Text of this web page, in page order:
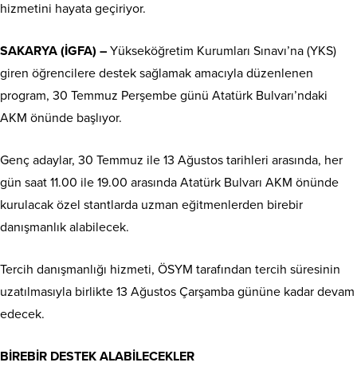
hizmetini hayata geçiriyor.
SAKARYA (İGFA) – Yükseköğretim Kurumları Sınavı’na (YKS)
giren öğrencilere destek sağlamak amacıyla düzenlenen
program, 30 Temmuz Perşembe günü Atatürk Bulvarı’ndaki
AKM önünde başlıyor.
Genç adaylar, 30 Temmuz ile 13 Ağustos tarihleri arasında, her
gün saat 11.00 ile 19.00 arasında Atatürk Bulvarı AKM önünde
kurulacak özel stantlarda uzman eğitmenlerden birebir
danışmanlık alabilecek.
Tercih danışmanlığı hizmeti, ÖSYM tarafından tercih süresinin
uzatılmasıyla birlikte 13 Ağustos Çarşamba gününe kadar devam
edecek.
BİREBİR DESTEK ALABİLECEKLER